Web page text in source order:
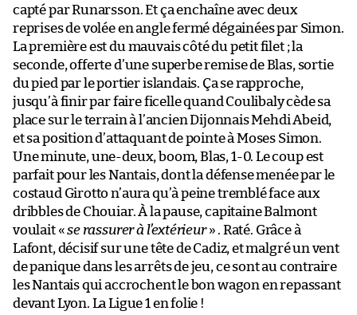
capté par Runarsson. Et ça enchaîne avec deux
reprises de volée en angle fermé dégainées par Simon.
La première est du mauvais côté du petit filet ; la
seconde, offerte d’une superbe remise de Blas, sortie
du pied par le portier islandais. Ça se rapproche,
jusqu’à finir par faire ficelle quand Coulibaly cède sa
place sur le terrain à l’ancien Dijonnais Mehdi Abeid,
et sa position d’attaquant de pointe à Moses Simon.
Une minute, une-deux, boom, Blas, 1-0. Le coup est
parfait pour les Nantais, dont la défense menée par le
costaud Girotto n’aura qu’à peine tremblé face aux
dribbles de Chouiar. À la pause, capitaine Balmont
voulait «se rassurer à l’extérieur» . Raté. Grâce à
Lafont, décisif sur une tête de Cadiz, et malgré un vent
de panique dans les arrêts de jeu, ce sont au contraire
les Nantais qui accrochent le bon wagon en repassant
devant Lyon. La Ligue 1 en folie !